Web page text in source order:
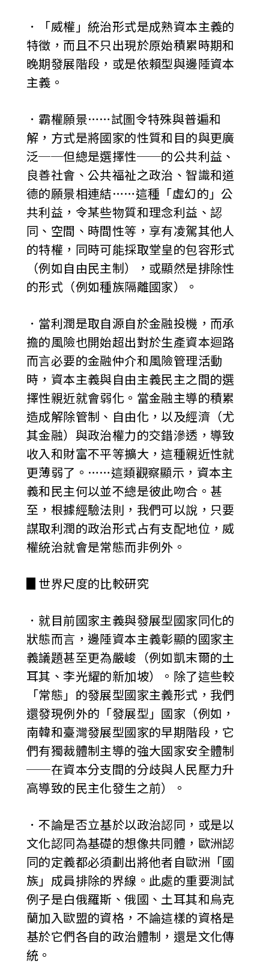
．「威權」統治形式是成熟資本主義的
特徵，而且不只出現於原始積累時期和
晚期發展階段，或是依賴型與邊陲資本
主義。
．霸權願景……試圖令特殊與普遍和
解，方式是將國家的性質和目的與更廣
泛──但總是選擇性──的公共利益、
良善社會、公共福祉之政治、智識和道
德的願景相連結……這種「虛幻的」公
共利益，令某些物質和理念利益、認
同、空間、時間性等，享有凌駕其他人
的特權，同時可能採取堂皇的包容形式
（例如自由民主制），或顯然是排除性
的形式（例如種族隔離國家）。
．當利潤是取自源自於金融投機，而承
擔的風險也開始超出對於生產資本迴路
而言必要的金融仲介和風險管理活動
時，資本主義與自由主義民主之間的選
擇性親近就會弱化。當金融主導的積累
造成解除管制、自由化，以及經濟（尤
其金融）與政治權力的交錯滲透，導致
收入和財富不平等擴大，這種親近性就
更薄弱了。……這類觀察顯示，資本主
義和民主何以並不總是彼此吻合。甚
至，根據經驗法則，我們可以說，只要
謀取利潤的政治形式占有支配地位，威
權統治就會是常態而非例外。
▊世界尺度的比較研究
．就目前國家主義與發展型國家同化的
狀態而言，邊陲資本主義彰顯的國家主
義議題甚至更為嚴峻（例如凱末爾的土
耳其、李光耀的新加坡）。除了這些較
「常態」的發展型國家主義形式，我們
還發現例外的「發展型」國家（例如，
南韓和臺灣發展型國家的早期階段，它
們有獨裁體制主導的強大國家安全體制
──在資本分支間的分歧與人民壓力升
高導致的民主化發生之前）。
．不論是否立基於以政治認同，或是以
文化認同為基礎的想像共同體，歐洲認
同的定義都必須劃出將他者自歐洲「國
族」成員排除的界線。此處的重要測試
例子是白俄羅斯、俄國、土耳其和烏克
蘭加入歐盟的資格，不論這樣的資格是
基於它們各自的政治體制，還是文化傳
統。